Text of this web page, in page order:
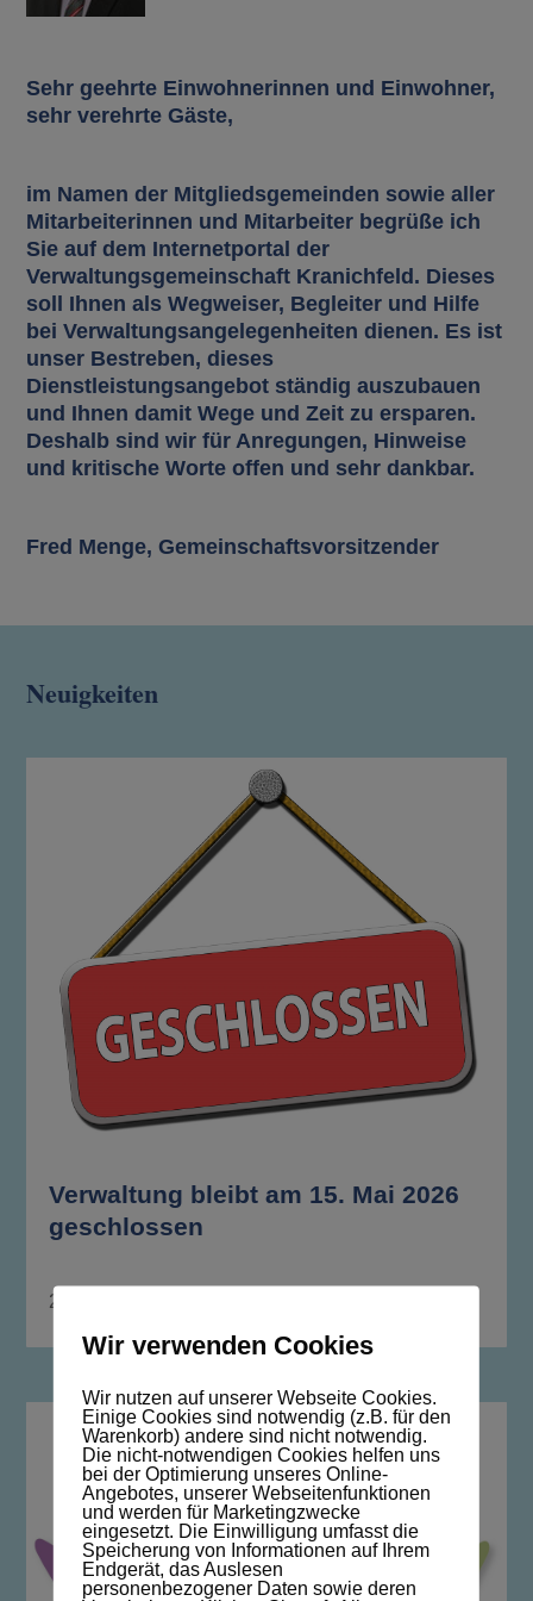
Sehr geehrte Einwohnerinnen und Einwohner,
sehr verehrte Gäste,
im Namen der Mitgliedsgemeinden sowie aller
Mitarbeiterinnen und Mitarbeiter begrüße ich
Sie auf dem Internetportal der
Verwaltungsgemeinschaft Kranichfeld. Dieses
soll Ihnen als Wegweiser, Begleiter und Hilfe
bei Verwaltungsangelegenheiten dienen. Es ist
unser Bestreben, dieses
Dienstleistungsangebot ständig auszubauen
und Ihnen damit Wege und Zeit zu ersparen.
Deshalb sind wir für Anregungen, Hinweise
und kritische Worte offen und sehr dankbar.
Fred Menge, Gemeinschaftsvorsitzender
Neuigkeiten
Verwaltung bleibt am 15. Mai 2026
geschlossen
23. April 2026
Wir verwenden Cookies
Wir nutzen auf unserer Webseite Cookies.
Einige Cookies sind notwendig (z.B. für den
Warenkorb) andere sind nicht notwendig.
Die nicht-notwendigen Cookies helfen uns
bei der Optimierung unseres Online-
Angebotes, unserer Webseitenfunktionen
und werden für Marketingzwecke
eingesetzt. Die Einwilligung umfasst die
Speicherung von Informationen auf Ihrem
Endgerät, das Auslesen
personenbezogener Daten sowie deren